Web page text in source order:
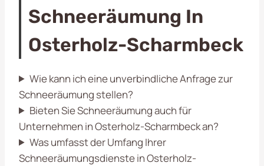
Schneeräumung In
Osterholz-Scharmbeck
Wie kann ich eine unverbindliche Anfrage zur
Schneeräumung stellen?
Bieten Sie Schneeräumung auch für
Unternehmen in Osterholz-Scharmbeck an?
Was umfasst der Umfang Ihrer
Schneeräumungsdienste in Osterholz-